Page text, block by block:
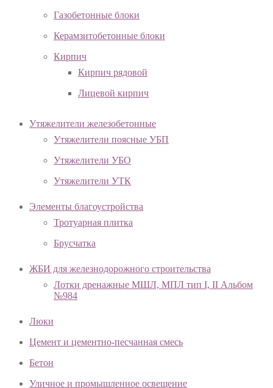
Газобетонные блоки
Керамзитобетонные блоки
Кирпич
Кирпич рядовой
Лицевой кирпич
Утяжелители железобетонные
Утяжелители поясные УБП
Утяжелители УБО
Утяжелители УТК
Элементы благоустройства
Тротуарная плитка
Брусчатка
ЖБИ для железнодорожного строительства
Лотки дренажные МШЛ, МПЛ тип I, II Альбом
№984
Люки
Цемент и цементно-песчанная смесь
Бетон
Уличное и промышленное освещение